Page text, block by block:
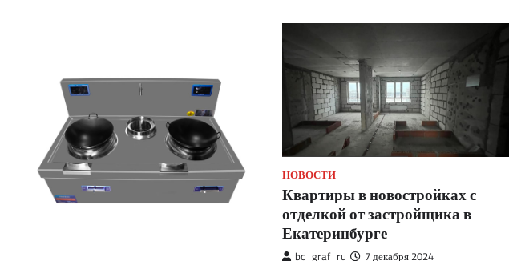
НОВОСТИ
Квартиры в новостройках с
отделкой от застройщика в
Екатеринбурге
bc_graf_ru 7 декабря 2024